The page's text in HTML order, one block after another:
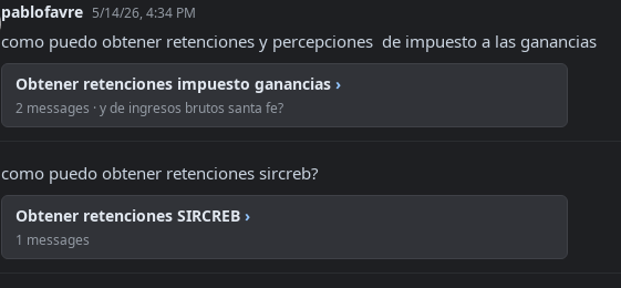
pablofavre 5/14/26, 4:34 PM
como puedo obtener retenciones y percepciones  de impuesto a las ganancias
Obtener retenciones impuesto ganancias ›
2 messages · y de ingresos brutos santa fe?
como puedo obtener retenciones sircreb?
Obtener retenciones SIRCREB ›
1 messages